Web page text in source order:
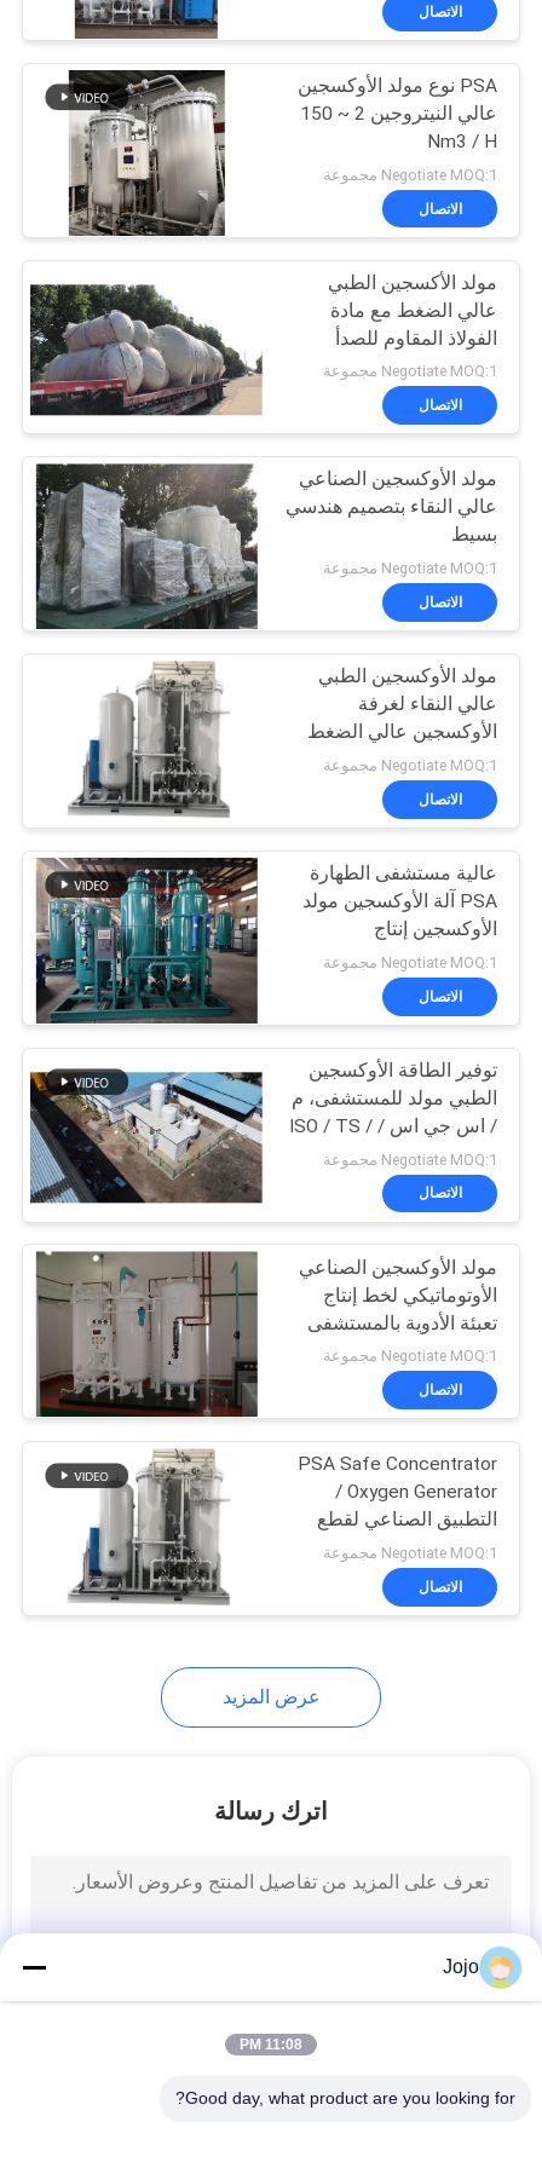
الجودة
اتصل
أخبار
القضايا
اطلب
عرض
أسعار
NEWS
خريطة
الموقع
سياسة
الخصوصية
الاتصال
PSA نوع مولد الأوكسجين
عالي النيتروجين 2 ~ 150
Nm3 / H
Negotiate MOQ:1 مجموعة
الاتصال
مولد الأكسجين الطبي
عالي الضغط مع مادة
الفولاذ المقاوم للصدأ
Negotiate MOQ:1 مجموعة
الاتصال
مولد الأوكسجين الصناعي
عالي النقاء بتصميم هندسي
بسيط
Negotiate MOQ:1 مجموعة
الاتصال
مولد الأوكسجين الطبي
عالي النقاء لغرفة
الأوكسجين عالي الضغط
Negotiate MOQ:1 مجموعة
الاتصال
عالية مستشفى الطهارة
PSA آلة الأوكسجين مولد
الأوكسجين إنتاج
Negotiate MOQ:1 مجموعة
الاتصال
توفير الطاقة الأوكسجين
الطبي مولد للمستشفى، م
/ اس جي اس / ISO / TS /
BV المعتمدة
Negotiate MOQ:1 مجموعة
الاتصال
مولد الأوكسجين الصناعي
الأوتوماتيكي لخط إنتاج
تعبئة الأدوية بالمستشفى
Negotiate MOQ:1 مجموعة
الاتصال
PSA Safe Concentrator
Oxygen Generator /
التطبيق الصناعي لقطع
المعادن
Negotiate MOQ:1 مجموعة
الاتصال
عرض المزيد
اترك رسالة
Jojo
11:08 PM
Good day, what product are you looking for?